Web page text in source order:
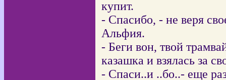
купит.
- Спасибо, - не веря
Альфия.
- Беги вон, твой
казашка и взялась за
- Спаси..и ..бо..- еще